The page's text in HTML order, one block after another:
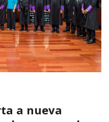
a nueva